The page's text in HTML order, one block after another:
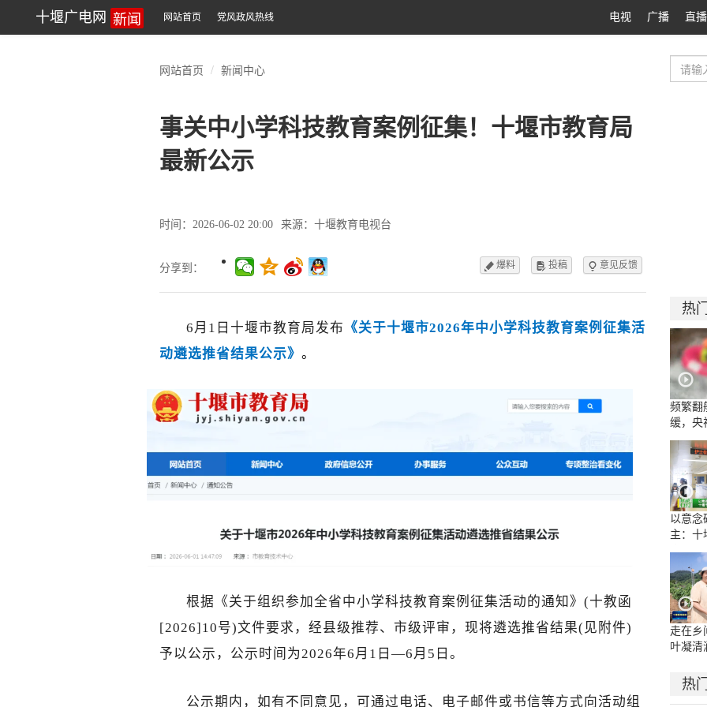
十堰广电网 新闻 网站首页 党风政风热线 电视 广播 直播
网站首页 新闻中心
事关中小学科技教育案例征集！十堰市教育局
最新公示
时间：2026-06-02 20:00 来源：十堰教育电视台
分享到： 爆料  投稿  意见反馈
6月1日十堰市教育局发布 《关于十堰市2026年中小学科技教育案例征集活
动遴选推省结果公示》 。
根据《关于组织参加全省中小学科技教育案例征集活动的通知》(十教函
[2026]10号)文件要求，经县级推荐、市级评审，现将遴选推省结果(见附件)
予以公示，公示时间为2026年6月1日—6月5日。
公示期内，如有不同意见，可通过电话、电子邮件或书信等方式向活动组
热
频繁翻
缓，央
流乱象
以意念
主：十
康复医
示范
走在乡
叶凝清
热